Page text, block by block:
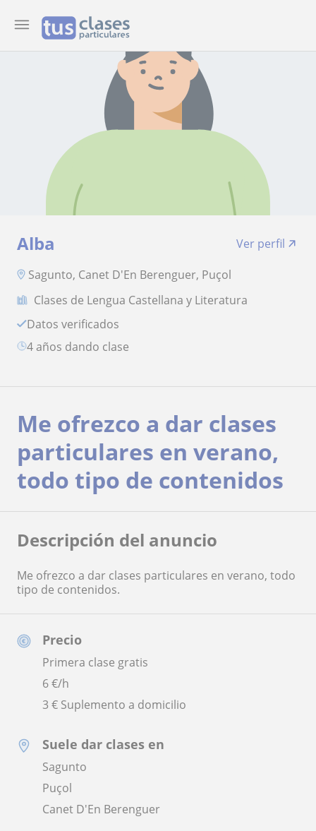
Alba
Ver perfil
Sagunto, Canet D'En Berenguer, Puçol
Clases de Lengua Castellana y Literatura
Datos verificados
4 años dando clase
Precio
Primera clase gratis
6€/h
3 € Suplemento a domicilio
Suele dar clases en
Sagunto
Puçol
Canet D'En Berenguer
Me ofrezco a dar clases
particulares en verano,
todo tipo de contenidos
Descripción del anuncio
Me ofrezco a dar clases particulares en verano, todo
tipo de contenidos.